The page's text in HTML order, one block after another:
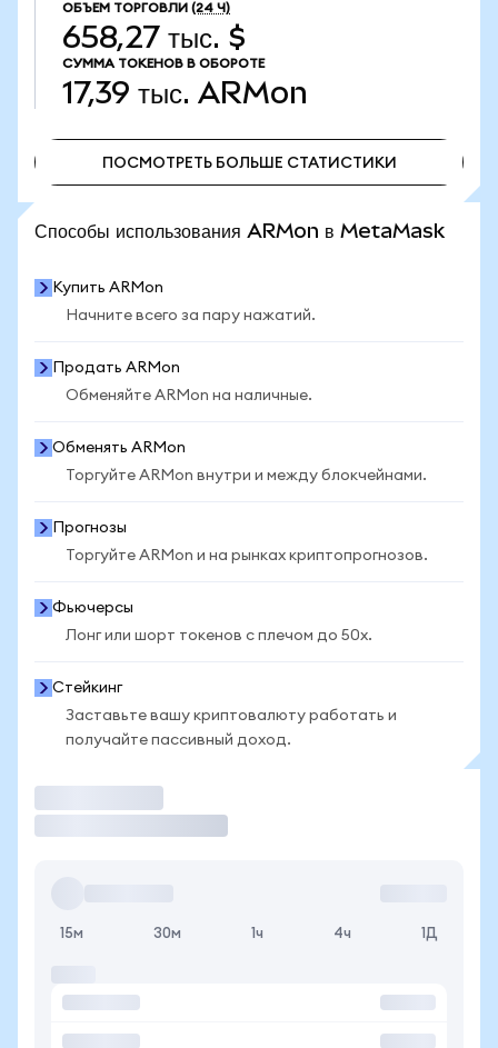
ОБЪЕМ ТОРГОВЛИ (24 Ч)
658,27 тыс. $
СУММА ТОКЕНОВ В ОБОРОТЕ
17,39 тыс. ARMon
ПОСМОТРЕТЬ БОЛЬШЕ СТАТИСТИКИ
Способы использования ARMon в MetaMask
Купить ARMon
Начните всего за пару нажатий.
Продать ARMon
Обменяйте ARMon на наличные.
Обменять ARMon
Торгуйте ARMon внутри и между блокчейнами.
Прогнозы
Торгуйте ARMon и на рынках криптопрогнозов.
Фьючерсы
Лонг или шорт токенов с плечом до 50x.
Стейкинг
Заставьте вашу криптовалюту работать и
получайте пассивный доход.
15м 30м 1ч 4ч 1Д